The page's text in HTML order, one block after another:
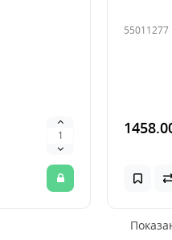
55011277